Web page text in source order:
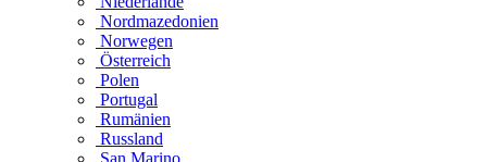
Nordmazedonien
Norwegen
Österreich
Polen
Portugal
Rumänien
Russland
San Marino